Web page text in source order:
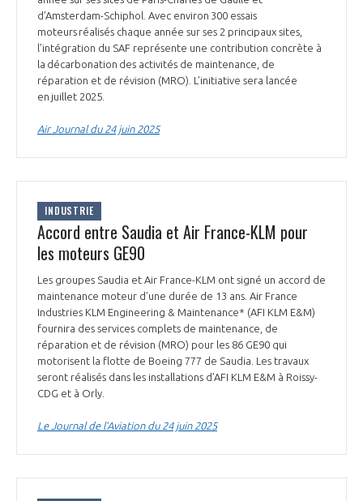
d’Amsterdam-Schiphol. Avec environ 300 essais
moteurs réalisés chaque année sur ses 2 principaux sites,
l’intégration du SAF représente une contribution concrète à
la décarbonation des activités de maintenance, de
réparation et de révision (MRO). L’initiative sera lancée
en juillet 2025.
Air Journal du 24 juin 2025
INDUSTRIE
Accord entre Saudia et Air France-KLM pour
les moteurs GE90
Les groupes Saudia et Air France-KLM ont signé un accord de
maintenance moteur d’une durée de 13 ans. Air France
Industries KLM Engineering & Maintenance* (AFI KLM E&M)
fournira des services complets de maintenance, de
réparation et de révision (MRO) pour les 86 GE90 qui
motorisent la flotte de Boeing 777 de Saudia. Les travaux
seront réalisés dans les installations d’AFI KLM E&M à Roissy-
CDG et à Orly.
Le Journal de l’Aviation du 24 juin 2025